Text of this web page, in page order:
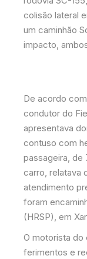
colisão lateral
um caminhão
impacto,
De acordo
condutor do
apresentava
contuso com
passageira, de
carro, relatava
atendimento
foram
(HRSP), em
O motorista do
ferimentos e